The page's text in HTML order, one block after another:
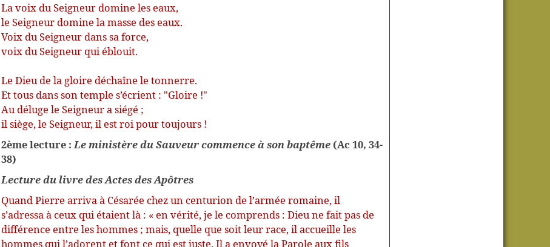
La voix du Seigneur domine les eaux,
le Seigneur domine la masse des eaux.
Voix du Seigneur dans sa force,
voix du Seigneur qui éblouit.
Le Dieu de la gloire déchaîne le tonnerre.
Et tous dans son temple s’écrient : "Gloire !"
Au déluge le Seigneur a siégé ;
il siège, le Seigneur, il est roi pour toujours !
2ème lecture :Le ministère du Sauveur commence à son baptême(Ac 10, 34-
38)
Lecture du livre des Actes des Apôtres
Quand Pierre arriva à Césarée chez un centurion de l’armée romaine, il
s’adressa à ceux qui étaient là : « en vérité, je le comprends : Dieu ne fait pas de
différence entre les hommes ; mais, quelle que soit leur race, il accueille les
hommes qui l’adorent et font ce qui est juste. Il a envoyé la Parole aux fils